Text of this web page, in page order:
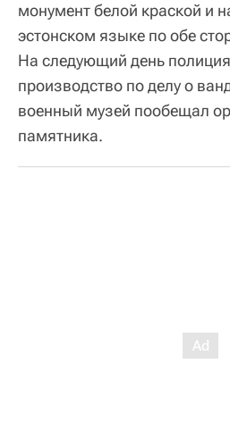
монумент белой краской и
эстонском языке по обе
На следующий день
производство по делу о
военный музей пообещал
памятника.